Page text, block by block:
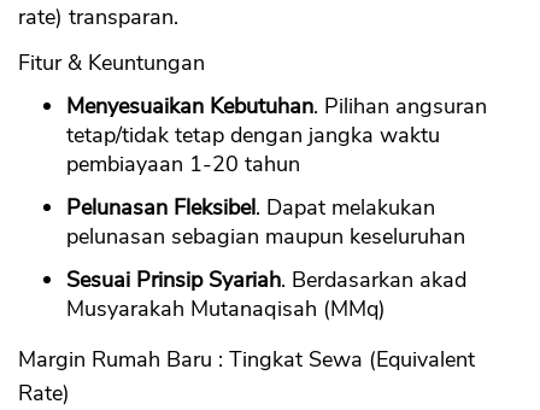
rate) transparan.
Fitur & Keuntungan
Menyesuaikan Kebutuhan. Pilihan angsuran
tetap/tidak tetap dengan jangka waktu
pembiayaan 1-20 tahun
Pelunasan Fleksibel. Dapat melakukan
pelunasan sebagian maupun keseluruhan
Sesuai Prinsip Syariah. Berdasarkan akad
Musyarakah Mutanaqisah (MMq)
Margin Rumah Baru : Tingkat Sewa (Equivalent
Rate)